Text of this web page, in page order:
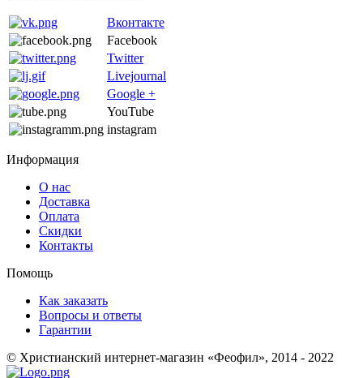
Вконтакте
Facebook
Twitter
Livejournal
Google +
YouTube
instagram
Информация
О нас
Доставка
Оплата
Скидки
Контакты
Помощь
Как заказать
Вопросы и ответы
Гарантии
© Христианский интернет-магазин «Феофил», 2014 - 2022